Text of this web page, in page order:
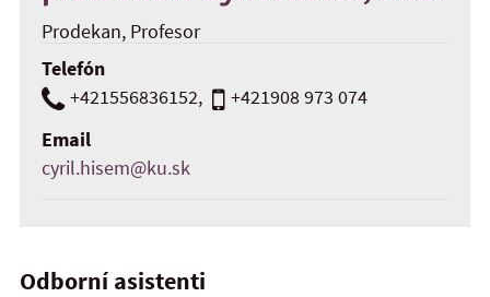
Prodekan, Profesor
Telefón
+421556836152,
+421908 973 074
Email
cyril.hisem@ku.sk
Odborní asistenti